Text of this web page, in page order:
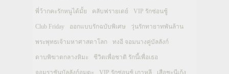
พี่ว้ากคะรักหนูได้มั้ย คลับฟรายเดย์ VIP รักซ่อนชู้
Club Friday ออกแบบรักฉบับพิเศษ วุ่นรักทายาทพันล้าน
พระพุทธเจ้ามหาศาสดาโลก ทงอี จอมนางคู่บัลลังก์
ดาบพิฆาตกลางหิมะ ชีวิตเพื่อชาติ รักนี้เพื่อเธอ
จอมราชันบัลลังก์อมตะ VIP รักซ่อนชู้ เกาหลี เสือชะนีเก้ง